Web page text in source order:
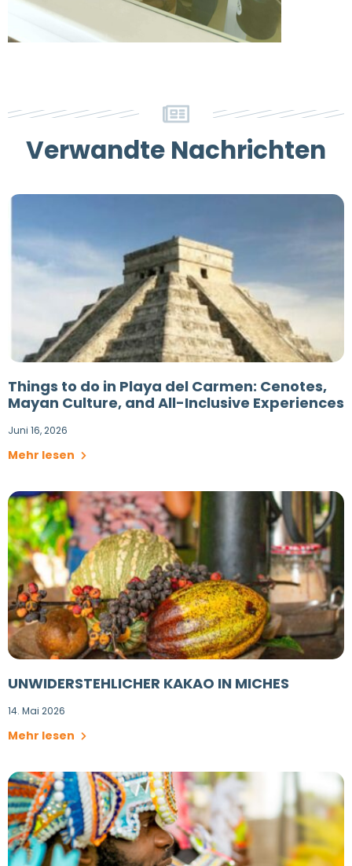
Verwandte Nachrichten
Things to do in Playa del Carmen: Cenotes,
Mayan Culture, and All-Inclusive Experiences
Juni 16, 2026
Mehr lesen
UNWIDERSTEHLICHER KAKAO IN MICHES
14. Mai 2026
Mehr lesen